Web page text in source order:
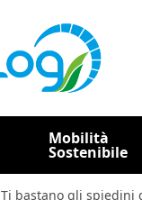
Mobilità
Sostenibile
Ti bastano gli spiedini